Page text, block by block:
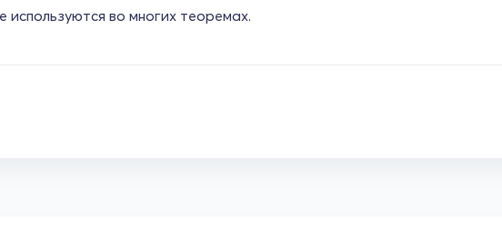
во многих теоремах.